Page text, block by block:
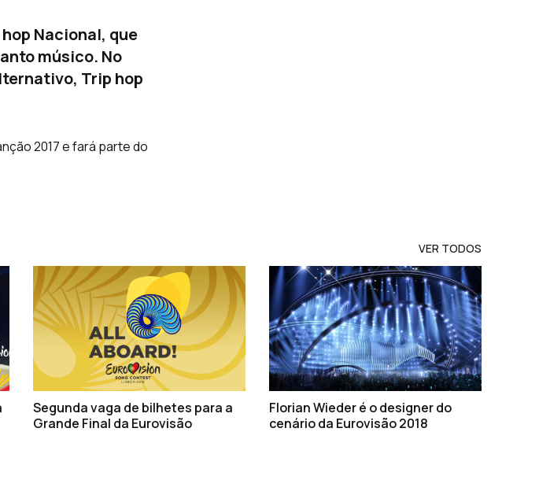
Nacional, que
músico. No
Trip hop
2017 e fará parte do
VER TODOS
Segunda vaga de bilhetes para a
Grande Final da Eurovisão
Florian Wieder é o designer do
cenário da Eurovisão 2018